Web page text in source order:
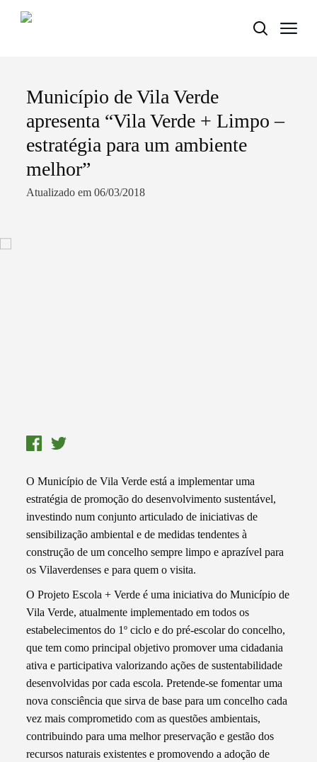
Termo de Pesquisa
Categorias gerais
Município de Vila Verde
apresenta “Vila Verde + Limpo –
estratégia para um ambiente
melhor”
Atualizado em 06/03/2018
O Município de Vila Verde está a implementar uma
estratégia de promoção do desenvolvimento sustentável,
investindo num conjunto articulado de iniciativas de
sensibilização ambiental e de medidas tendentes à
construção de um concelho sempre limpo e aprazível para
os Vilaverdenses e para quem o visita.
O Projeto Escola + Verde é uma iniciativa do Município de
Vila Verde, atualmente implementado em todos os
estabelecimentos do 1º ciclo e do pré-escolar do concelho,
que tem como principal objetivo promover uma cidadania
ativa e participativa valorizando ações de sustentabilidade
desenvolvidas por cada escola. Pretende-se fomentar uma
nova consciência que sirva de base para um concelho cada
vez mais comprometido com as questões ambientais,
contribuindo para uma melhor preservação e gestão dos
recursos naturais existentes e promovendo a adoção de